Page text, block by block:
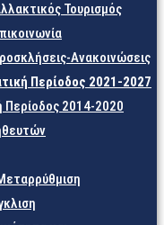
Τουρισμός
Ανακοινώσεις
Περίοδος 2021-2027
Περίοδος 2014-2020